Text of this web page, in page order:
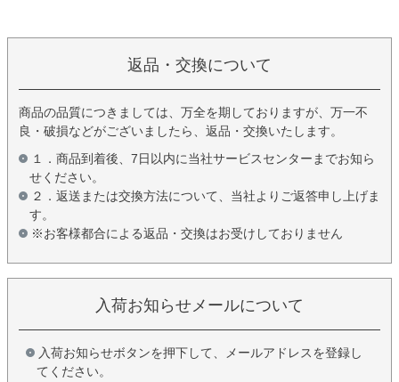
返品・交換について
商品の品質につきましては、万全を期しておりますが、万一不
良・破損などがございましたら、返品・交換いたします。
１．商品到着後、7日以内に当社サービスセンターまでお知ら
せください。
２．返送または交換方法について、当社よりご返答申し上げま
す。
※お客様都合による返品・交換はお受けしておりません
入荷お知らせメールについて
入荷お知らせボタンを押下して、メールアドレスを登録し
てください。